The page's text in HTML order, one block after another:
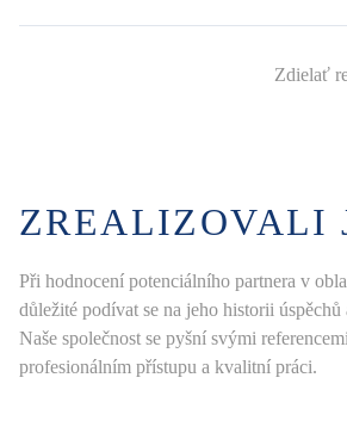
Zdielať
ZREALIZOVALI
Při hodnocení potenciálního partnera v
důležité podívat se na jeho historii
Naše společnost se pyšní svými
profesionálním přístupu a kvalitní práci.